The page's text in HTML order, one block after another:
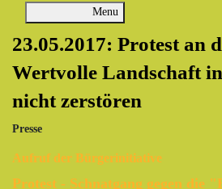
Menu
23.05.2017: Protest an
Wertvolle Landschaft
nicht zerstören
Presse
Aufruf der Bürgerinitiative
Protest - Schnatgang gegen die